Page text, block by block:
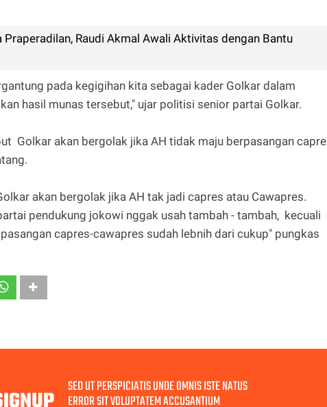
Praperadilan, Raudi Akmal Awali Aktivitas dengan Bantu
pada kegigihan kita sebagai kader Golkar dalam
hasil munas tersebut," ujar politisi senior partai Golkar.
Golkar akan bergolak jika AH tidak maju berpasangan
akan bergolak jika AH tak jadi capres atau Cawapres.
pendukung jokowi nggak usah tambah - tambah, kecuali
capres-cawapres sudah lebnih dari cukup" pungkas
SED UT PERSPICIATIS UNDE OMNIS ISTE NATUS
ERROR SIT VOLUPTATEM ACCUSANTIUM